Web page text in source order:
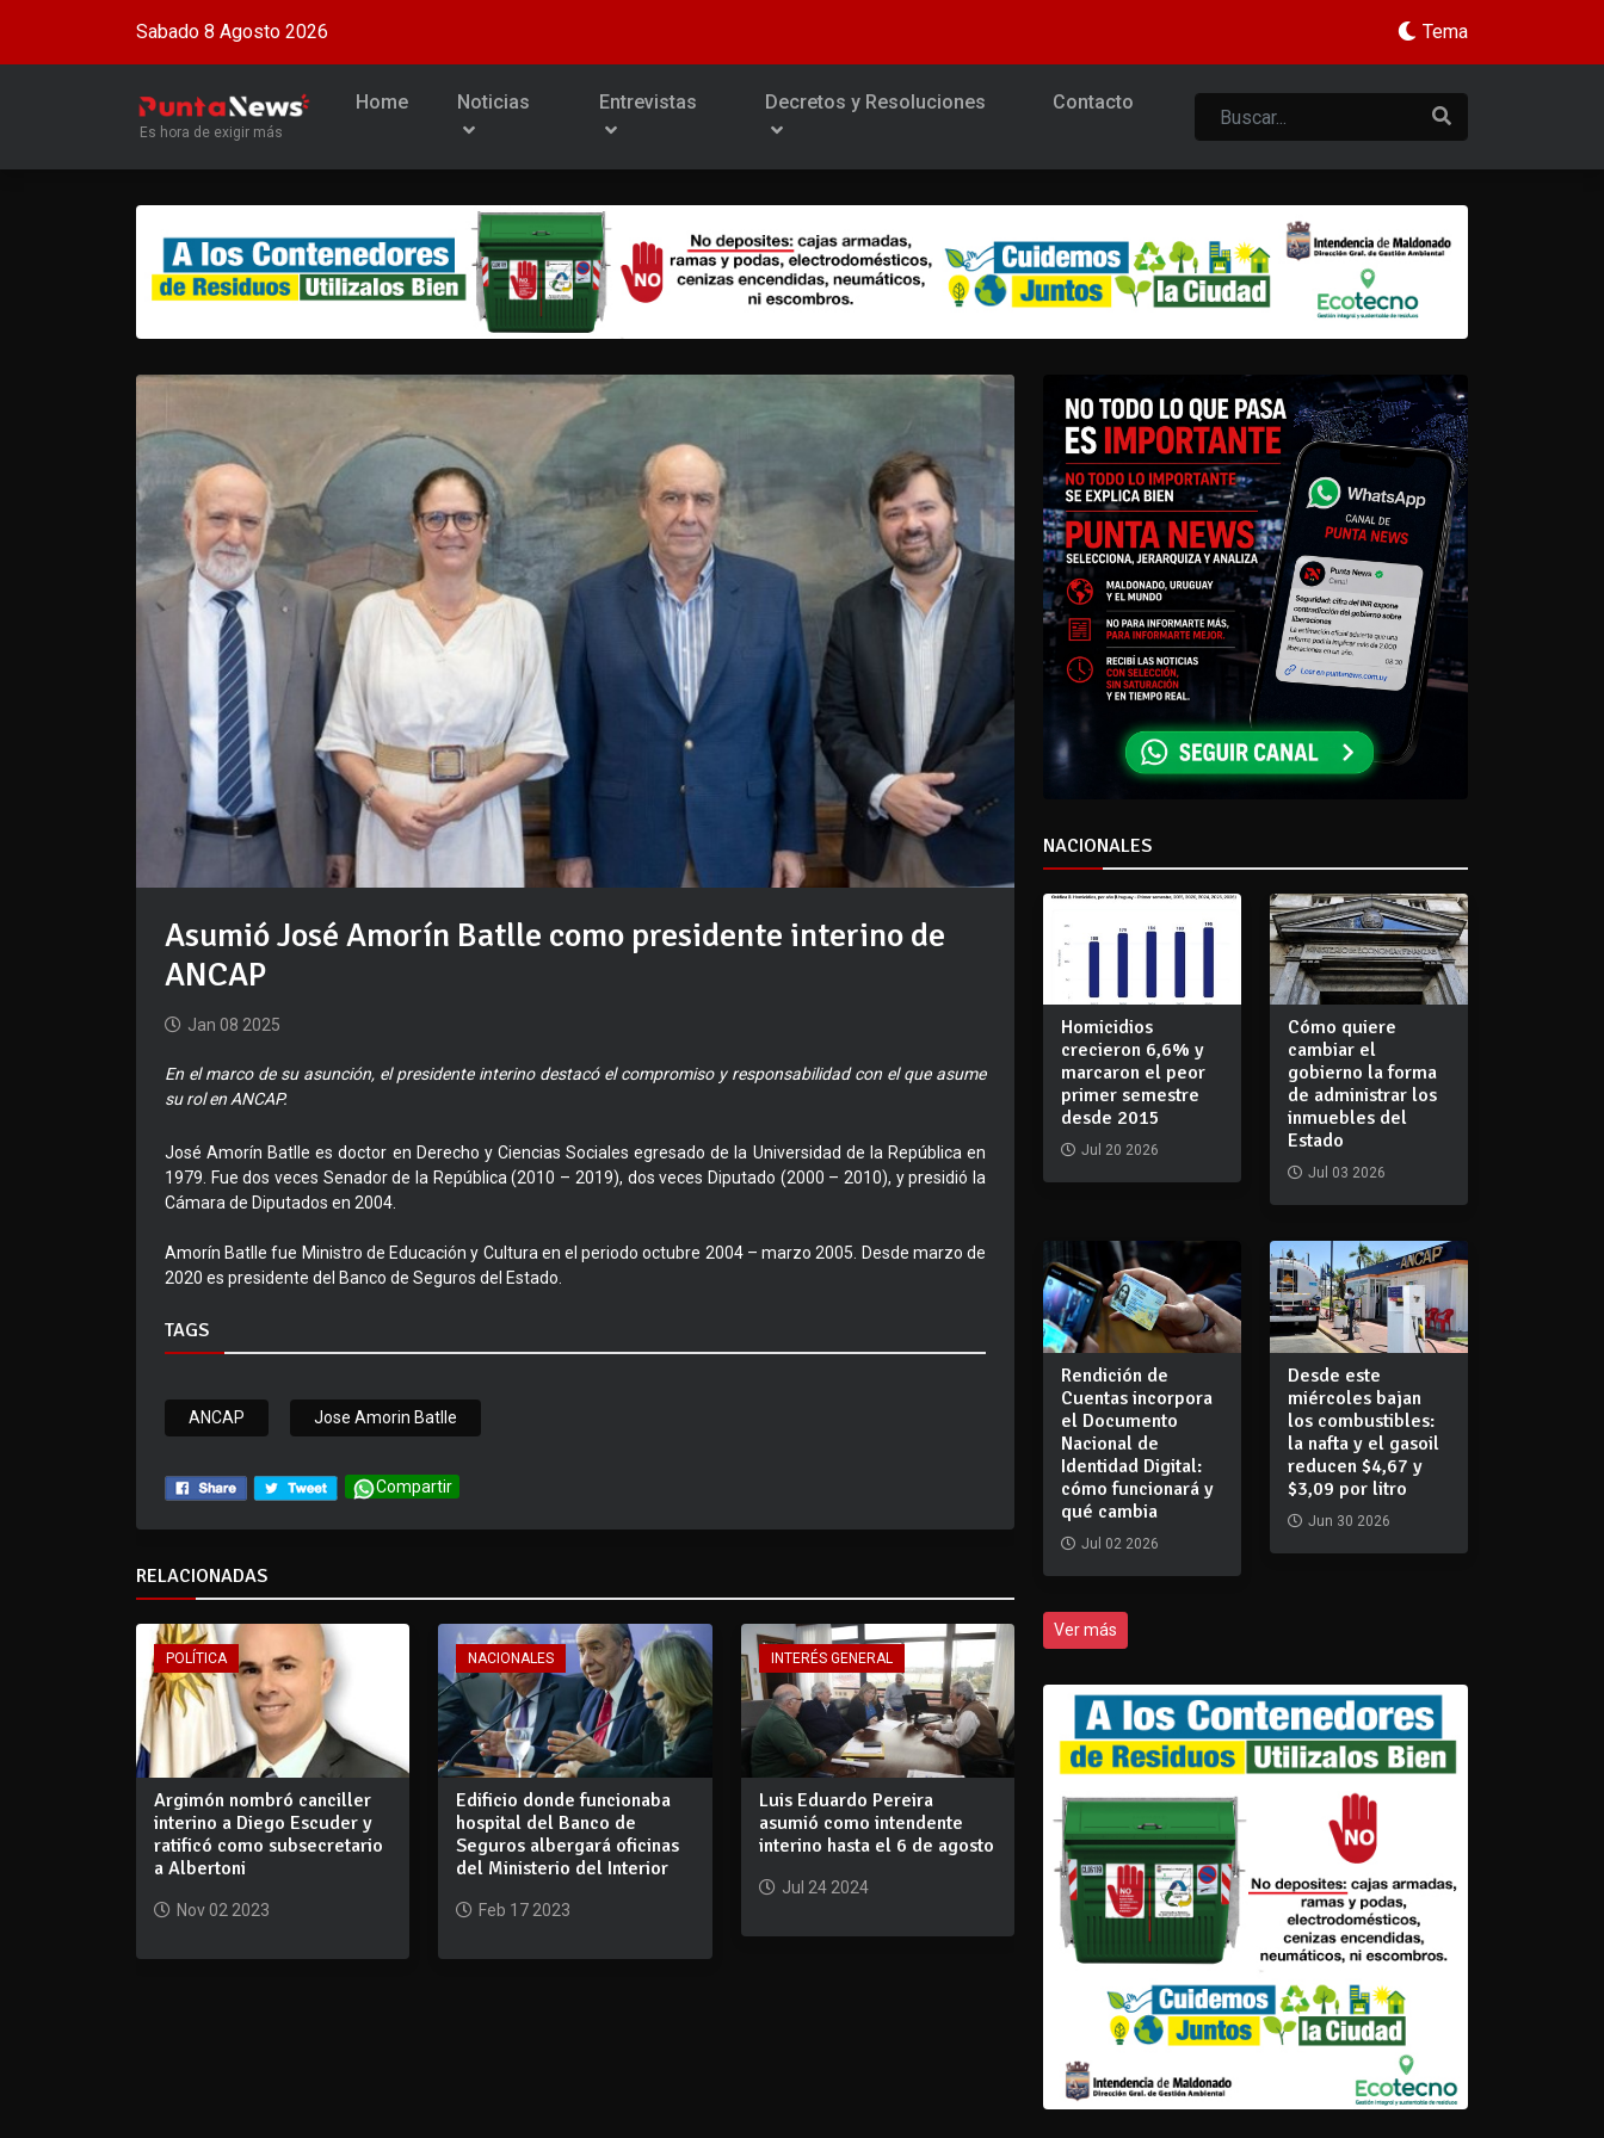
Sabado 8 Agosto 2026 Tema
Es hora de exigir más
Home Noticias Entrevistas Decretos y Resoluciones Contacto
Asumió José Amorín Batlle como presidente interino de
ANCAP
Jan 08 2025
En el marco de su asunción, el presidente interino destacó el compromiso y responsabilidad con el que asume
su rol en ANCAP.
José Amorín Batlle es doctor en Derecho y Ciencias Sociales egresado de la Universidad de la República en
1979. Fue dos veces Senador de la República (2010 – 2019), dos veces Diputado (2000 – 2010), y presidió la
Cámara de Diputados en 2004.
Amorín Batlle fue Ministro de Educación y Cultura en el periodo octubre 2004 – marzo 2005. Desde marzo de
2020 es presidente del Banco de Seguros del Estado.
TAGS
ANCAP Jose Amorin Batlle
Compartir
RELACIONADAS
POLÍTICA
Argimón nombró canciller
interino a Diego Escuder y
ratificó como subsecretario
a Albertoni
Nov 02 2023
NACIONALES
Edificio donde funcionaba
hospital del Banco de
Seguros albergará oficinas
del Ministerio del Interior
Feb 17 2023
INTERÉS GENERAL
Luis Eduardo Pereira
asumió como intendente
interino hasta el 6 de agosto
Jul 24 2024
NACIONALES
Homicidios
crecieron 6,6% y
marcaron el peor
primer semestre
desde 2015
Jul 20 2026
Cómo quiere
cambiar el
gobierno la forma
de administrar los
inmuebles del
Estado
Jul 03 2026
Rendición de
Cuentas incorpora
el Documento
Nacional de
Identidad Digital:
cómo funcionará y
qué cambia
Jul 02 2026
Desde este
miércoles bajan
los combustibles:
la nafta y el gasoil
reducen $4,67 y
$3,09 por litro
Jun 30 2026
Ver más